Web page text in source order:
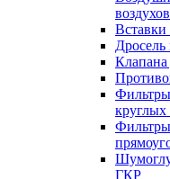
Вставки
Дросель
Клапана
круглых
ГКР